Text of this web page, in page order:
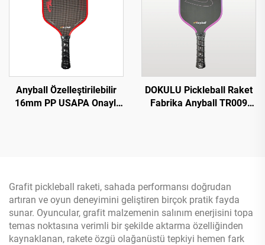
Anyball Özelleştirilebilir
16mm PP USAPA Onaylı
DOKULU Pickleball Raket
Fabrika Anyball TR009
Grafit pickleball raketi, sahada performansı doğrudan
artıran ve oyun deneyimini geliştiren birçok pratik fayda
sunar. Oyuncular, grafit malzemenin salınım enerjisini topa
temas noktasına verimli bir şekilde aktarma özelliğinden
kaynaklanan, rakete özgü olağanüstü tepkiyi hemen fark